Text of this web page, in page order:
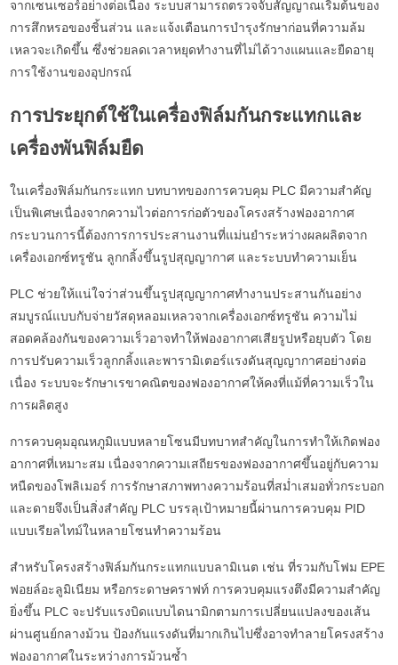
จากเซนเซอร์อย่างต่อเนื่อง ระบบสามารถตรวจจับสัญญาณเริ่มต้นของ
การสึกหรอของชิ้นส่วน และแจ้งเตือนการบำรุงรักษาก่อนที่ความล้ม
เหลวจะเกิดขึ้น ซึ่งช่วยลดเวลาหยุดทำงานที่ไม่ได้วางแผนและยืดอายุ
การใช้งานของอุปกรณ์
การประยุกต์ใช้ในเครื่องฟิล์มกันกระแทกและ
เครื่องพันฟิล์มยืด
ในเครื่องฟิล์มกันกระแทก บทบาทของการควบคุม PLC มีความสำคัญ
เป็นพิเศษเนื่องจากความไวต่อการก่อตัวของโครงสร้างฟองอากาศ
กระบวนการนี้ต้องการการประสานงานที่แม่นยำระหว่างผลผลิตจาก
เครื่องเอกซ์ทรูชัน ลูกกลิ้งขึ้นรูปสุญญากาศ และระบบทำความเย็น
PLC ช่วยให้แน่ใจว่าส่วนขึ้นรูปสุญญากาศทำงานประสานกันอย่าง
สมบูรณ์แบบกับจ่ายวัสดุหลอมเหลวจากเครื่องเอกซ์ทรูชัน ความไม่
สอดคล้องกันของความเร็วอาจทำให้ฟองอากาศเสียรูปหรือยุบตัว โดย
การปรับความเร็วลูกกลิ้งและพารามิเตอร์แรงดันสุญญากาศอย่างต่อ
เนื่อง ระบบจะรักษาเรขาคณิตของฟองอากาศให้คงที่แม้ที่ความเร็วใน
การผลิตสูง
การควบคุมอุณหภูมิแบบหลายโซนมีบทบาทสำคัญในการทำให้เกิดฟอง
อากาศที่เหมาะสม เนื่องจากความเสถียรของฟองอากาศขึ้นอยู่กับความ
หนืดของโพลิเมอร์ การรักษาสภาพทางความร้อนที่สม่ำเสมอทั่วกระบอก
และดายจึงเป็นสิ่งสำคัญ PLC บรรลุเป้าหมายนี้ผ่านการควบคุม PID
แบบเรียลไทม์ในหลายโซนทำความร้อน
สำหรับโครงสร้างฟิล์มกันกระแทกแบบลามิเนต เช่น ที่รวมกับโฟม EPE
ฟอยล์อะลูมิเนียม หรือกระดาษคราฟท์ การควบคุมแรงตึงมีความสำคัญ
ยิ่งขึ้น PLC จะปรับแรงบิดแบบไดนามิกตามการเปลี่ยนแปลงของเส้น
ผ่านศูนย์กลางม้วน ป้องกันแรงดันที่มากเกินไปซึ่งอาจทำลายโครงสร้าง
ฟองอากาศในระหว่างการม้วนซ้ำ